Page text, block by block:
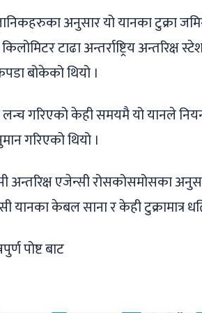
अनुसार यो यानका टुक्रा
टाढा अन्तर्राष्ट्रिय
बोकेको थियो ।
गरिएको केही समयमै यो यानले
गरिएको थियो ।
अन्तरिक्ष एजेन्सी रोसकोसमोसका
यानका केबल साना र केही टुक्रामात्र
पोष्ट बाट